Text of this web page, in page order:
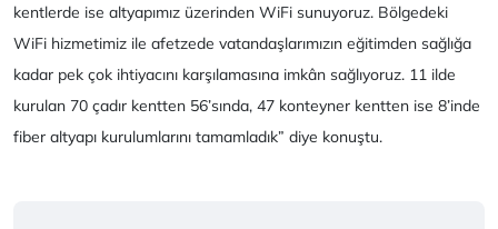
kentlerde ise altyapımız üzerinden WiFi sunuyoruz. Bölgedeki
WiFi hizmetimiz ile afetzede vatandaşlarımızın eğitimden sağlığa
kadar pek çok ihtiyacını karşılamasına imkân sağlıyoruz. 11 ilde
kurulan 70 çadır kentten 56’sında, 47 konteyner kentten ise 8’inde
fiber altyapı kurulumlarını tamamladık” diye konuştu.